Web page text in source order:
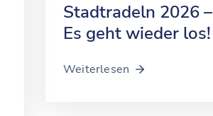
Stadtradeln 2026 –
Es geht wieder los!
Weiterlesen